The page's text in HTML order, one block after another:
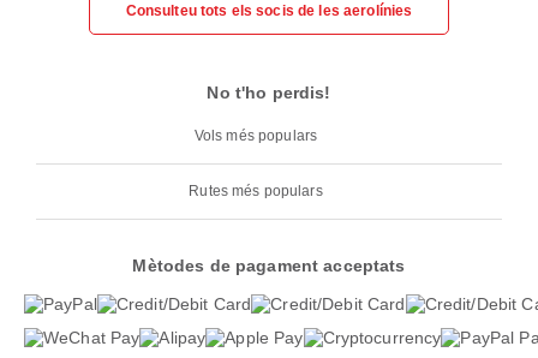
Consulteu tots els socis de les aerolínies
No t'ho perdis!
Vols més populars
Rutes més populars
Mètodes de pagament acceptats